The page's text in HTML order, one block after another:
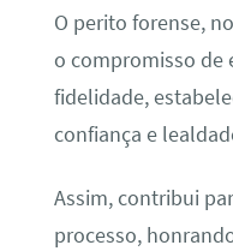
O perito forense,
o compromisso de
fidelidade,
confiança e
Assim, contribui
processo,